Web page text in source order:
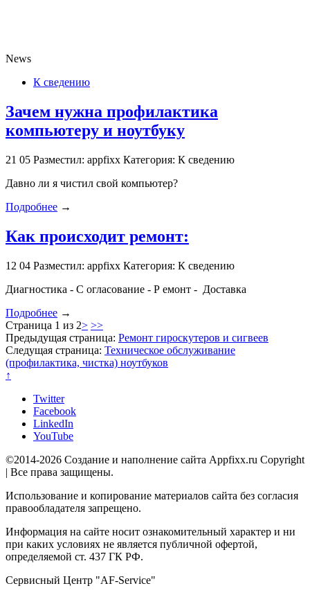
News
К сведению
Зачем нужна профилактика
компьютеру и ноутбуку
21 05 Разместил: appfixx Категория: К сведению
Давно ли я чистил свой компьютер?
Подробнее →
Как происходит ремонт:
12 04 Разместил: appfixx Категория: К сведению
Диагностика - С огласование - Р емонт - Доставка
Подробнее →
Страница 1 из 2> >>
Предыдущая страница: Ремонт гироскутеров и сигвеев
Следущая страница: Техническое обслуживание
(профилактика, чистка) ноутбуков
↑
Twitter
Facebook
LinkedIn
YouTube
©2014-2026 Создание и наполнение сайта Appfixx.ru Copyright
| Все права защищены.
Использование и копирование материалов сайта без согласия
правообладателя запрещено.
Информация на сайте носит ознакомительный характер и ни
при каких условиях не является публичной офертой,
определяемой ст. 437 ГК РФ.
Сервисный Центр "AF-Service"